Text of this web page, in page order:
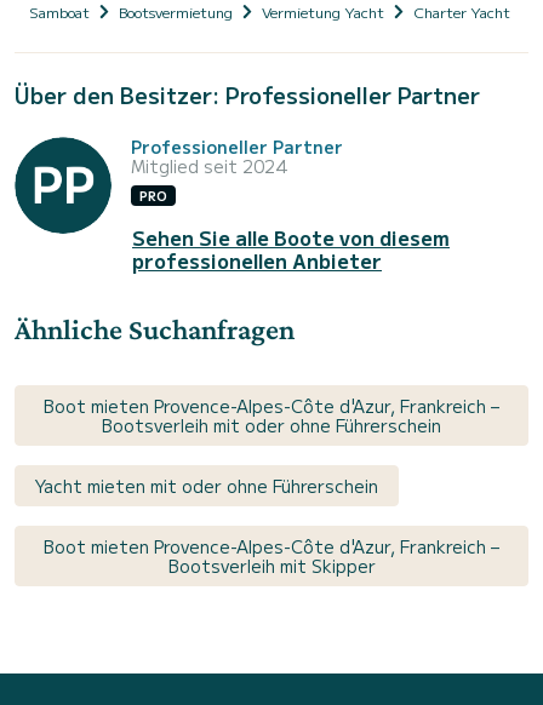
Samboat Bootsvermietung Vermietung Yacht Charter Yacht mit
Über den Besitzer: Professioneller Partner
Professioneller Partner
Mitglied seit 2024
PRO
Sehen Sie alle Boote von diesem
professionellen Anbieter
Ähnliche Suchanfragen
Boot mieten Provence-Alpes-Côte d'Azur, Frankreich –
Bootsverleih mit oder ohne Führerschein
Yacht mieten mit oder ohne Führerschein
Boot mieten Provence-Alpes-Côte d'Azur, Frankreich –
Bootsverleih mit Skipper